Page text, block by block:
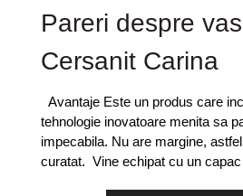
Pareri despre
Cersanit Carina
Avantaje Este un produs care
tehnologie inovatoare menita sa
impecabila. Nu are margine,
curatat. Vine echipat cu un capac